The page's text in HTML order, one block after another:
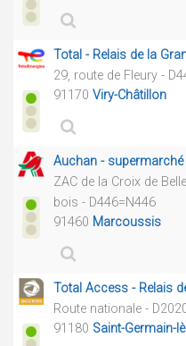
Total - Relais de la
29, route de Fleury -
91170 Viry-Châtillon
Auchan -
ZAC de la Croix de
bois - D446=N446
91460 Marcoussis
Total Access - Relais
Route nationale -
91180 Saint-Germain-